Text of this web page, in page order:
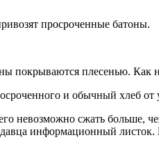
просроченные батоны.
покрываются плесенью. Как
и обычный хлеб
невозможно сжать больше,
информационный листок.